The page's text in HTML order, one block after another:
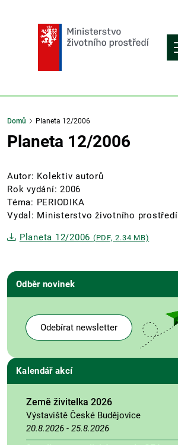
Domů Planeta 12/2006
Planeta 12/2006
Autor: Kolektiv autorů
Rok vydání: 2006
Téma: PERIODIKA
Vydal: Ministerstvo životního prostředí
Planeta 12/2006 (PDF, 2.34 MB)
Odběr novinek
Odebírat newsletter
Kalendář akcí
Země živitelka 2026
Výstaviště České Budějovice
20.8.2026 - 25.8.2026